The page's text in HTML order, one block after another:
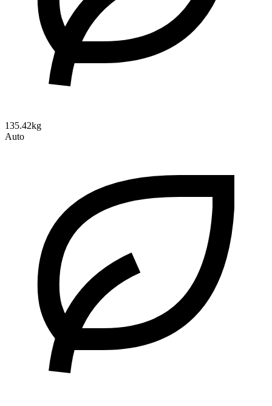
135.42kg
Auto